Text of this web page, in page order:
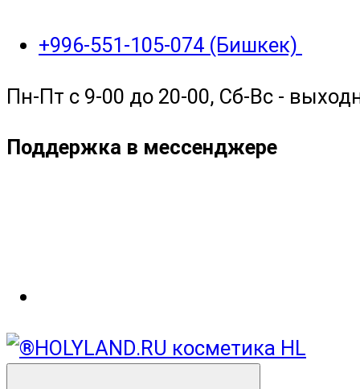
+996-551-105-074 (Бишкек)
Пн-Пт с 9-00 до 20-00, Сб-Вс -
Поддержка в мессенджере